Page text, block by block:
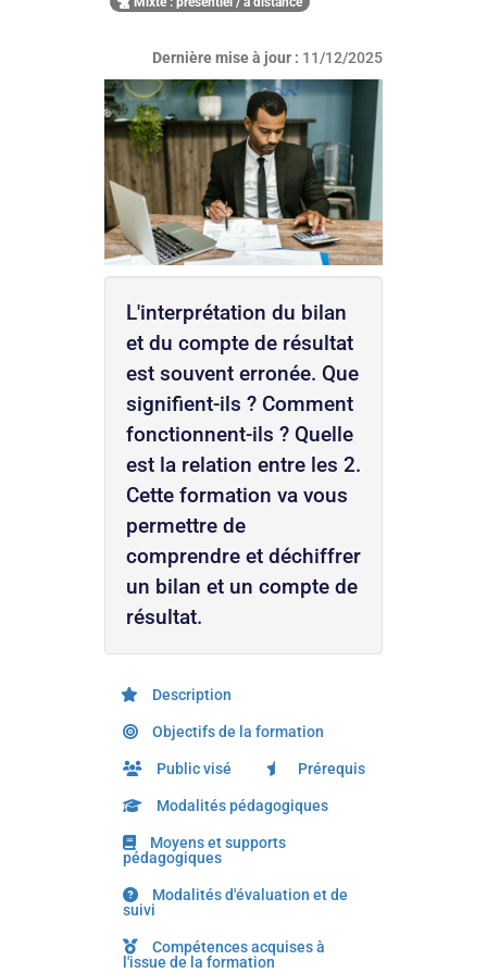
Dernière mise à jour : 11/12/2025
L'interprétation du bilan
et du compte de résultat
est souvent erronée. Que
signifient-ils ? Comment
fonctionnent-ils ? Quelle
est la relation entre les 2.
Cette formation va vous
permettre de
comprendre et déchiffrer
un bilan et un compte de
résultat.
Description
Objectifs de la formation
Public visé Prérequis
Modalités pédagogiques
Moyens et supports
pédagogiques
Modalités d'évaluation et de
suivi
Compétences acquises à
l'issue de la formation